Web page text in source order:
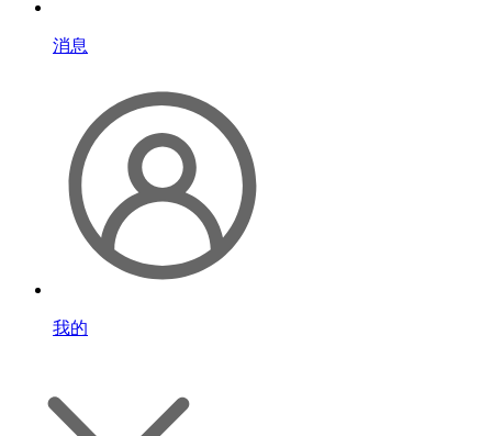
消息
我的